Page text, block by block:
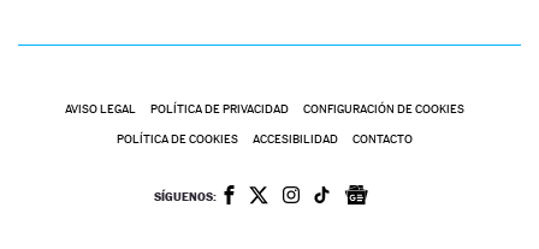
AVISO LEGAL POLÍTICA DE PRIVACIDAD CONFIGURACIÓN DE COOKIES
POLÍTICA DE COOKIES ACCESIBILIDAD CONTACTO
SÍGUENOS: